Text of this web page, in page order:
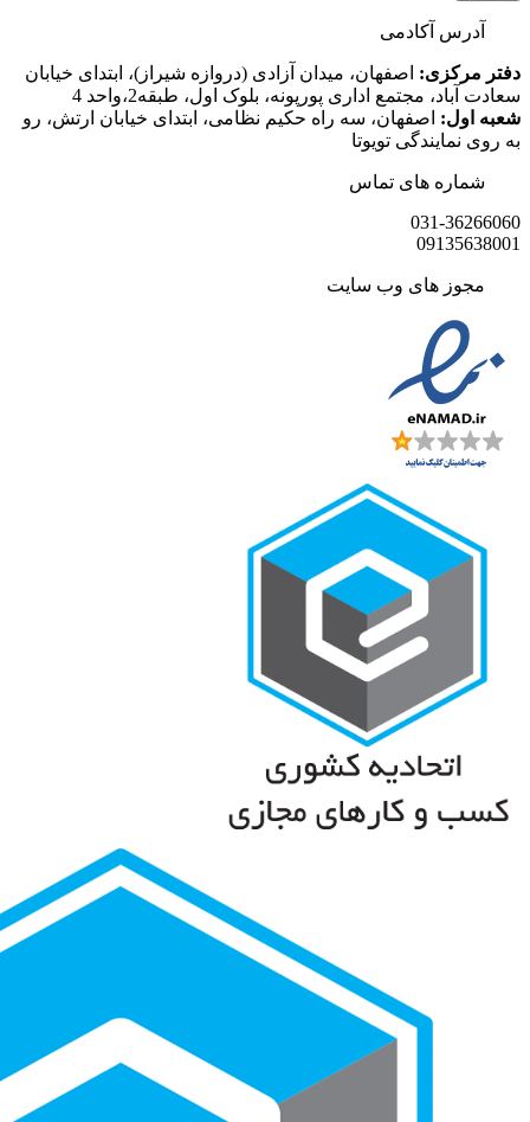
آدرس آکادمی
دفتر مرکزی: اصفهان، میدان آزادی (دروازه شیراز)، ابتدای خیابان
سعادت آباد، مجتمع اداری پورپونه، بلوک اول، طبقه2،واحد 4
شعبه اول: اصفهان، سه راه حکیم نظامی، ابتدای خیابان ارتش، رو
به روی نمایندگی تویوتا
شماره های تماس
031-36266060
09135638001
مجوز های وب سایت